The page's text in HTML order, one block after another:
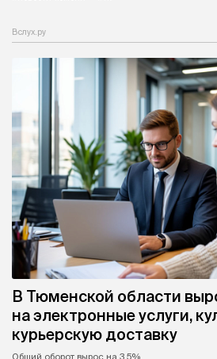
Вслух.ру
В Тюменской области
на электронные услуги,
курьерскую доставку
Общий оборот вырос на 3,5%.